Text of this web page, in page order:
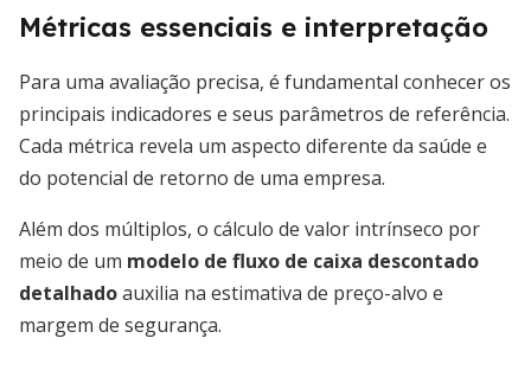
Métricas essenciais e interpretação
Para uma avaliação precisa, é fundamental conhecer os
principais indicadores e seus parâmetros de referência.
Cada métrica revela um aspecto diferente da saúde e
do potencial de retorno de uma empresa.
Além dos múltiplos, o cálculo de valor intrínseco por
meio de um modelo de fluxo de caixa descontado
detalhadoauxilia na estimativa de preço-alvo e
margem de segurança.